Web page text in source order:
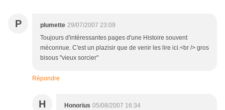
P plumette 29/07/2007 23:09
Toujours d'intéressantes pages d'une Histoire souvent
méconnue. C'est un plazisir que de venir les lire ici.<br /> gros
bisous "vieux sorcier"
Répondre
H Honorius 05/08/2007 16:34